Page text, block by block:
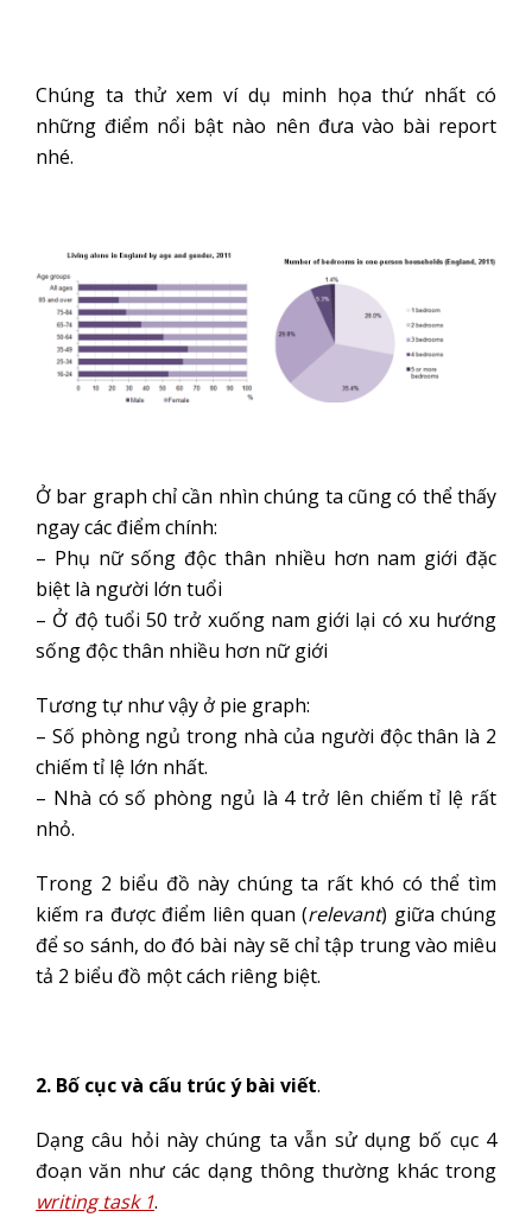
Chúng ta thử xem ví dụ minh họa thứ nhất có
những điểm nổi bật nào nên đưa vào bài report
nhé.
Ở bar graph chỉ cần nhìn chúng ta cũng có thể thấy
ngay các điểm chính:
– Phụ nữ sống độc thân nhiều hơn nam giới đặc
biệt là người lớn tuổi
– Ở độ tuổi 50 trở xuống nam giới lại có xu hướng
sống độc thân nhiều hơn nữ giới
Tương tự như vậy ở pie graph:
– Số phòng ngủ trong nhà của người độc thân là 2
chiếm tỉ lệ lớn nhất.
– Nhà có số phòng ngủ là 4 trở lên chiếm tỉ lệ rất
nhỏ.
Trong 2 biểu đồ này chúng ta rất khó có thể tìm
kiếm ra được điểm liên quan (relevant) giữa chúng
để so sánh, do đó bài này sẽ chỉ tập trung vào miêu
tả 2 biểu đồ một cách riêng biệt.
2. Bố cục và cấu trúc ý bài viết.
Dạng câu hỏi này chúng ta vẫn sử dụng bố cục 4
đoạn văn như các dạng thông thường khác trong
writing task 1.